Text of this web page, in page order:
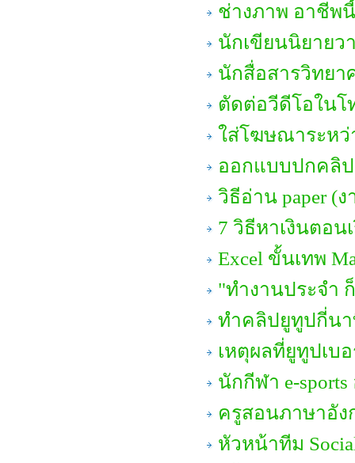
ช่างภาพ อาชีพ
นักเขียนนิยายว
นักสื่อสารวิทยา
ตัดต่อวีดีโอในโ
ใส่โฆษณาระหว่
ออกแบบปกคลิ
วิธีอ่าน paper (
7 วิธีหาเงินตอน
Excel ขั้นเทพ
"ทำงานประจำ
ทำคลิปยูทูปกี่นา
เหตุผลที่ยูทูปเบ
นักกีฬา e-
ครูสอนภาษาอั
หัวหน้าทีม